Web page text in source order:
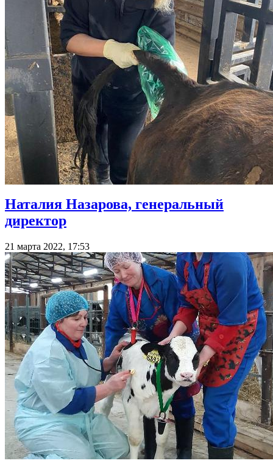
Наталия Назарова, генеральный
директор
21 марта 2022, 17:53